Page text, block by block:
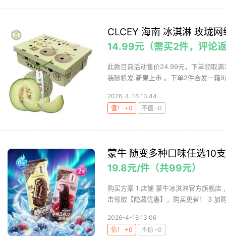
CLCEY 海南 冰淇淋 玫珑
14.99元（需买2件，评论
此款目前活动售价24.99元，下单领取
装随机发.新果上市 。下单2件合发一箱
2026-4-16 13:44
值！ +0
不值 -0
蒙牛 随变多种口味任选10
19.8元/件（共99元）
购买方案 1 店铺 蒙牛冰淇淋官方旗舰
击领取【隐藏优惠】，购买更省！ 3 加
2026-4-16 13:06
值！ +0
不值 -0